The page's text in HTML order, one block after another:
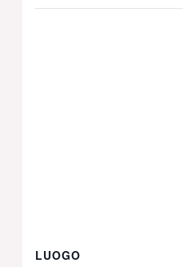
LUOGO